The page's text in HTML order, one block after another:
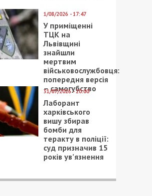
1/08/2026 - 17:47
У приміщенні
ТЦК на
Львівщині
знайшли
мертвим
військовослужбовця:
попередня версія
– самогубство
31/07/2026 - 20:00
Лаборант
харківського
вишу збирав
бомби для
теракту в поліції:
суд призначив 15
років ув’язнення